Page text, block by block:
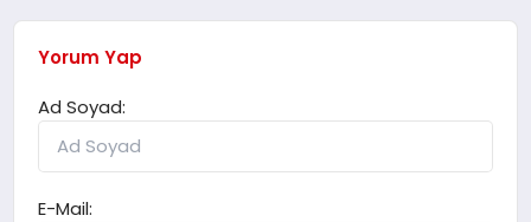
Yorum Yap
Ad Soyad:
E-Mail: